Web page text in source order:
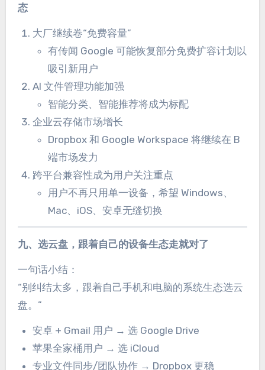
态
大厂继续卷“免费容量”
有传闻 Google 可能恢复部分免费扩容计划以
吸引新用户
AI 文件管理功能加强
智能分类、智能推荐将成为标配
企业云存储市场增长
Dropbox 和 Google Workspace 将继续在 B
端市场发力
跨平台兼容性成为用户关注重点
用户不再只用单一设备，希望 Windows、
Mac、iOS、安卓无缝切换
九、选云盘，跟着自己的设备生态走就对了
一句话小结：
“别纠结太多，跟着自己手机和电脑的系统生态选云
盘。”
安卓 + Gmail 用户 → 选 Google Drive
苹果全家桶用户 → 选 iCloud
专业文件同步/团队协作 → Dropbox 更稳